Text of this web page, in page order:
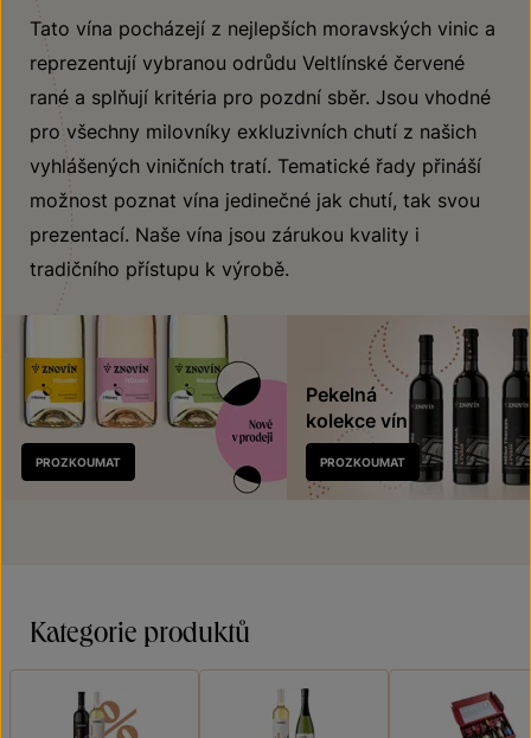
Tato vína pocházejí z nejlepších moravských vinic a
reprezentují vybranou odrůdu Veltlínské červené
rané a splňují kritéria pro pozdní sběr. Jsou vhodné
pro všechny milovníky exkluzivních chutí z našich
vyhlášených viničních tratí. Tematické řady přináší
možnost poznat vína jedinečné jak chutí, tak svou
prezentací. Naše vína jsou zárukou kvality i
tradičního přístupu k výrobě.
Nově
v prodeji
PROZKOUMAT
Pekelná
kolekce vín
PROZKOUMAT
Kategorie produktů